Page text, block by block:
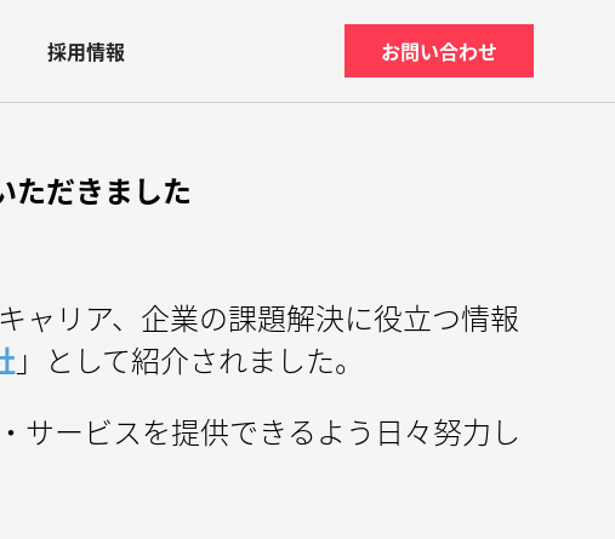
採用情報 お問い合わせ
ただきました
ャリア、企業の課題解決に役立つ情報
」として紹介されました。
サービスを提供できるよう日々努力し